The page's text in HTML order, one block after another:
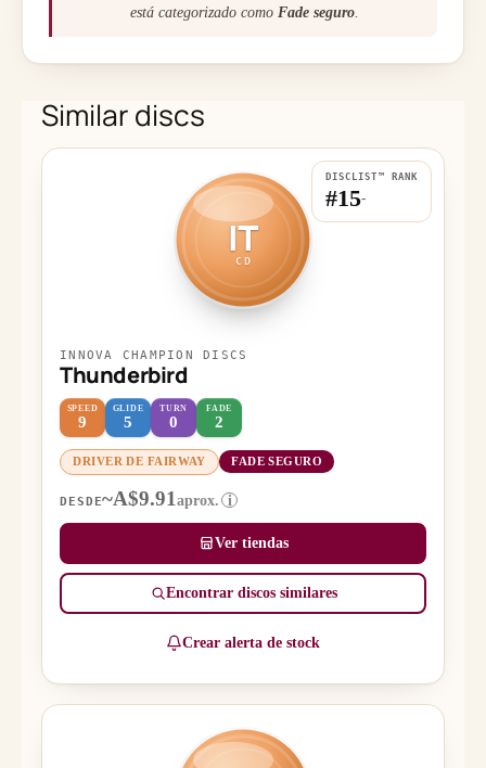
está categorizado como Fade seguro
Similar discs
IT
CD
DISCLIST™ RANK
#15-
INNOVA CHAMPION DISCS
Thunderbird
SPEED
9
GLIDE
5
TURN
0
FADE
2
DRIVER DE FAIRWAY FADE SEGURO
DESDE~A$9.91aprox. i
Ver tiendas
Encontrar discos similares
Crear alerta de stock